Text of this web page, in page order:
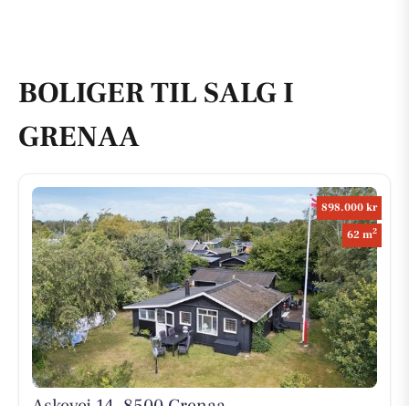
BOLIGER TIL SALG I
GRENAA
898.000 kr
62 m2